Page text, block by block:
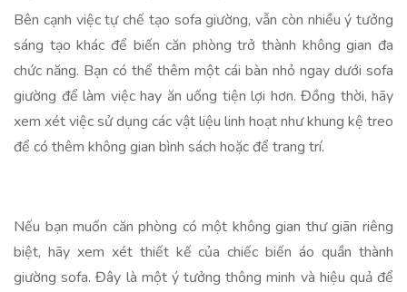
Bên cạnh việc tự chế tạo sofa giường, vẫn còn nhiều ý tưởng
sáng tạo khác để biến căn phòng trở thành không gian đa
chức năng. Bạn có thể thêm một cái bàn nhỏ ngay dưới sofa
giường để làm việc hay ăn uống tiện lợi hơn. Đồng thời, hãy
xem xét việc sử dụng các vật liệu linh hoạt như khung kệ treo
để có thêm không gian bình sách hoặc để trang trí.
Nếu bạn muốn căn phòng có một không gian thư giãn riêng
biệt, hãy xem xét thiết kế của chiếc biến áo quần thành
giường sofa. Đây là một ý tưởng thông minh và hiệu quả để